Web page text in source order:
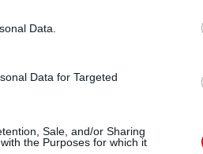
Data.
Data for Targeted
Sale, and/or Sharing
the Purposes for which it